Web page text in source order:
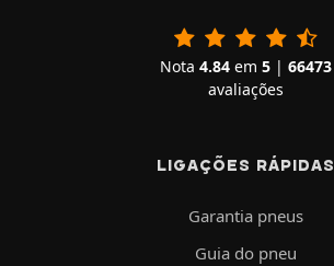
Nota 4.84em 5| 66473
avaliações
LIGAÇÕES RÁPIDAS
Garantia pneus
Guia do pneu